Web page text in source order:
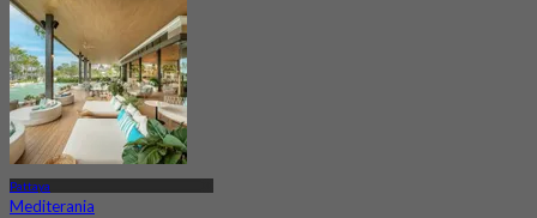
4.1
308 telah dipesan
Dari฿ 599.25
Pattaya
Mediterania